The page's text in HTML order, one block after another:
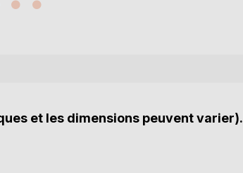
et les dimensions peuvent varier).